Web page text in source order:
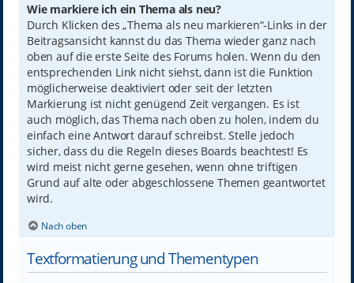
Wie markiere ich ein Thema als neu?
Durch Klicken des „Thema als neu markieren“-Links in der
Beitragsansicht kannst du das Thema wieder ganz nach
oben auf die erste Seite des Forums holen. Wenn du den
entsprechenden Link nicht siehst, dann ist die Funktion
möglicherweise deaktiviert oder seit der letzten
Markierung ist nicht genügend Zeit vergangen. Es ist
auch möglich, das Thema nach oben zu holen, indem du
einfach eine Antwort darauf schreibst. Stelle jedoch
sicher, dass du die Regeln dieses Boards beachtest! Es
wird meist nicht gerne gesehen, wenn ohne triftigen
Grund auf alte oder abgeschlossene Themen geantwortet
wird.
Nach oben
Textformatierung und Thementypen